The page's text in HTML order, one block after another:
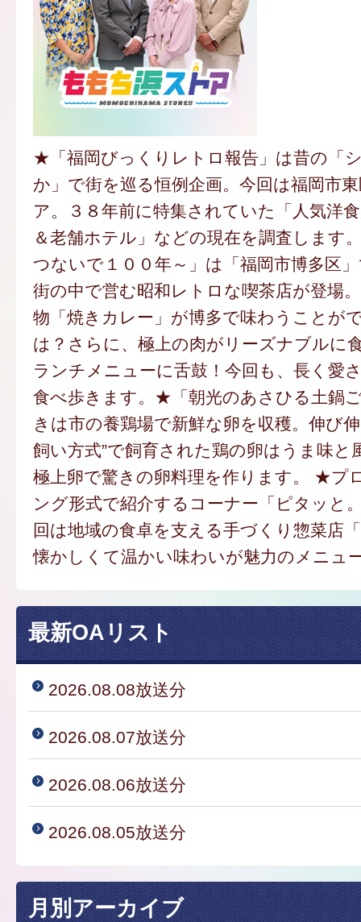
★「福岡びっくりレトロ報告」は昔の「
か」で街を巡る恒例企画。今回は福岡市
ア。３８年前に特集されていた「人気洋
＆老舗ホテル」などの現在を調査します
つないで１００年～」は「福岡市博多区
街の中で営む昭和レトロな喫茶店が登場
物「焼きカレー」が博多で味わうことが
は？さらに、極上の肉がリーズナブルに
ランチメニューに舌鼓！今回も、長く愛
食べ歩きます。★「朝光のあさひる土鍋
きは市の養鶏場で新鮮な卵を収穫。伸び
飼い方式”で飼育された鶏の卵はうま味と
極上卵で驚きの卵料理を作ります。 ★プ
ング形式で紹介するコーナー「ピタッと
回は地域の食卓を支える手づくり惣菜店
懐かしくて温かい味わいが魅力のメニュ
最新OAリスト
2026.08.08放送分
2026.08.07放送分
2026.08.06放送分
2026.08.05放送分
月別アーカイブ